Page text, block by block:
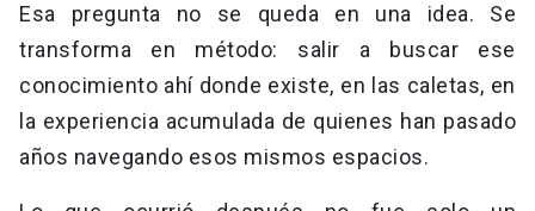
Esa pregunta no se queda en una idea. Se
transforma en método: salir a buscar ese
conocimiento ahí donde existe, en las caletas, en
la experiencia acumulada de quienes han pasado
años navegando esos mismos espacios.